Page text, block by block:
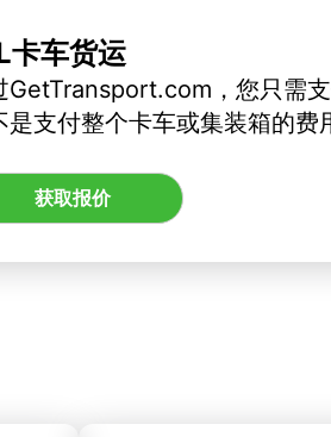
卡车货运
GetTransport.com，您只需
是支付整个卡车或集装箱的费
获取报价